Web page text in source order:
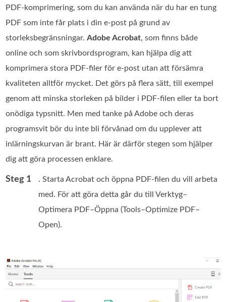
PDF‑komprimering, som du kan använda när du har en tung
PDF som inte får plats i din e‑post på grund av
storleksbegränsningar.Adobe Acrobat, som finns både
online och som skrivbordsprogram, kan hjälpa dig att
komprimera stora PDF‑filer för e‑post utan att försämra
kvaliteten alltför mycket. Det görs på flera sätt, till exempel
genom att minska storleken på bilder i PDF‑filen eller ta bort
onödiga typsnitt. Men med tanke på Adobe och deras
programsvit bör du inte bli förvånad om du upplever att
inlärningskurvan är brant. Här är därför stegen som hjälper
dig att göra processen enklare.
Steg 1
. Starta Acrobat och öppna PDF‑filen du vill arbeta
med. För att göra detta går du till Verktyg–
Optimera PDF–Öppna (Tools–Optimize PDF–
Open).